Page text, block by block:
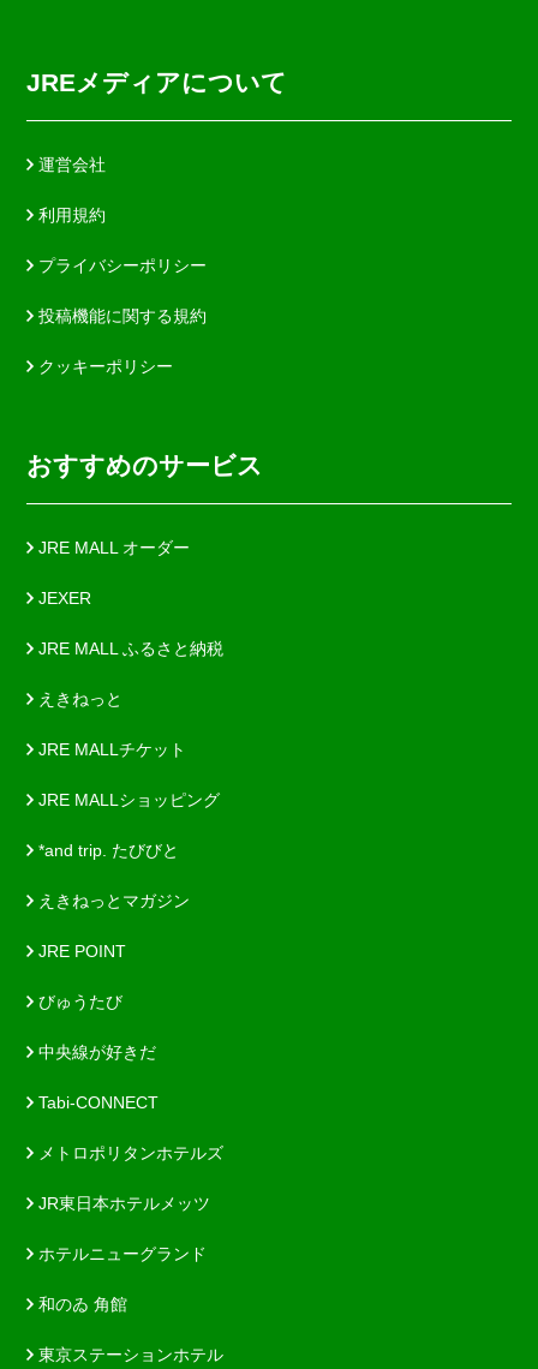
JREメディアについて
運営会社
利用規約
プライバシーポリシー
投稿機能に関する規約
クッキーポリシー
おすすめのサービス
JRE MALL オーダー
JEXER
JRE MALL ふるさと納税
えきねっと
JRE MALLチケット
JRE MALLショッピング
*and trip. たびびと
えきねっとマガジン
JRE POINT
びゅうたび
中央線が好きだ
Tabi-CONNECT
メトロポリタンホテルズ
JR東日本ホテルメッツ
ホテルニューグランド
和のゐ 角館
東京ステーションホテル